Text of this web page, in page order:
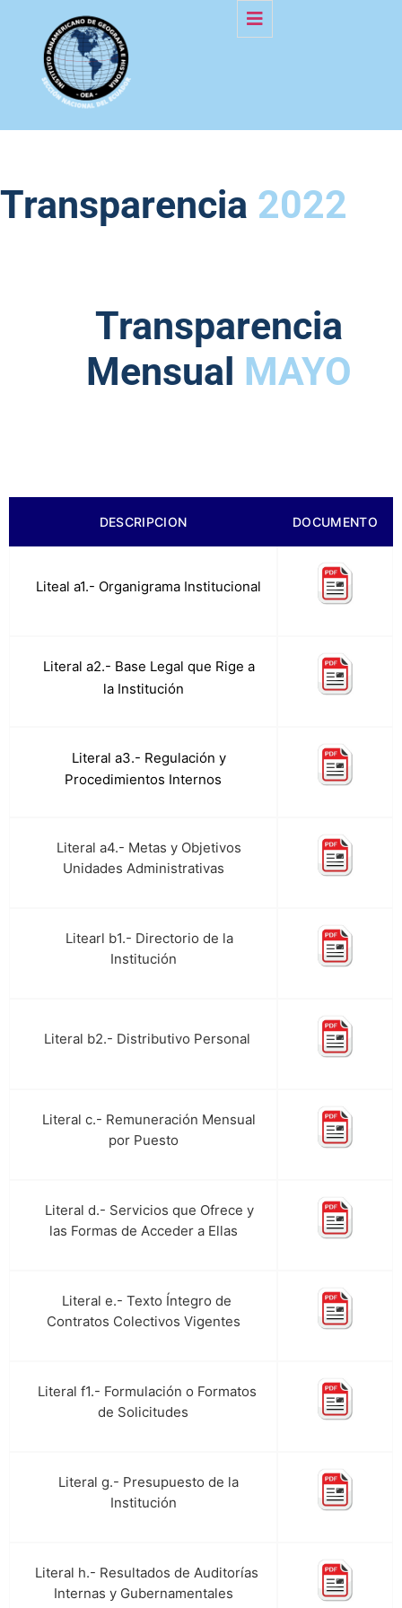
Transparencia 2022
Transparencia
Mensual MAYO
DESCRIPCION DOCUMENTO
Liteal a1.- Organigrama Institucional
Literal a2.- Base Legal que Rige a
la Institución
Literal a3.- Regulación y
Procedimientos Internos
Literal a4.- Metas y Objetivos
Unidades Administrativas
Litearl b1.- Directorio de la
Institución
Literal b2.- Distributivo Personal
Literal c.- Remuneración Mensual
por Puesto
Literal d.- Servicios que Ofrece y
las Formas de Acceder a Ellas
Literal e.- Texto Íntegro de
Contratos Colectivos Vigentes
Literal f1.- Formulación o Formatos
de Solicitudes
Literal g.- Presupuesto de la
Institución
Literal h.- Resultados de Auditorías
Internas y Gubernamentales